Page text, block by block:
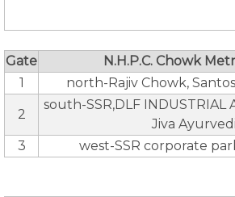
Gate
N.H.P.C. Chowk
1
north-Rajiv Chowk,
2
south-SSR,DLF INDUSTRIAL
Jiva
3
west-SSR corporate